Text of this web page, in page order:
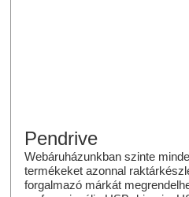
Pendrive
Webáruházunkban szinte
termékeket azonnal
forgalmazó márkát